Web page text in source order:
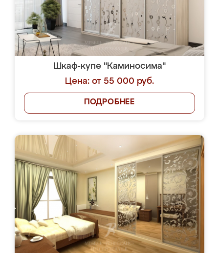
Шкаф-купе "Каминосима"
Цена: от 55 000 руб.
ПОДРОБНЕЕ